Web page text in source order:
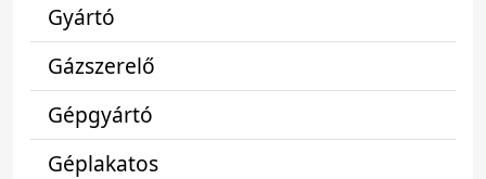
Gyártó
Gázszerelő
Gépgyártó
Géplakatos